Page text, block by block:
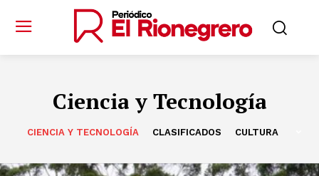
Ciencia y Tecnología
CIENCIA Y TECNOLOGÍA CLASIFICADOS CULTURA